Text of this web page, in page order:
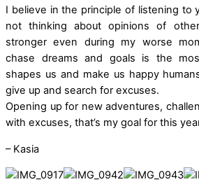
I believe in the principle of listening to
not thinking about opinions of
stronger even during my worse
chase dreams and goals is the
shapes us and make us happy
give up and search for excuses.
Opening up for new adventures,
with excuses, that’s my goal for this
– Kasia